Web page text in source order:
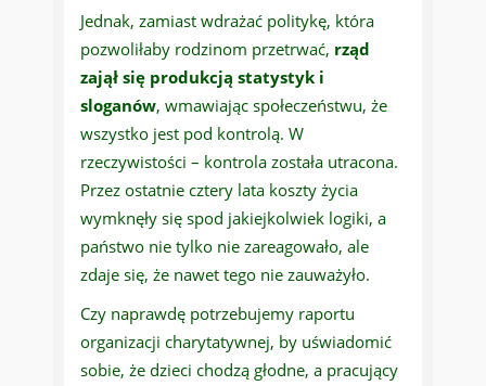
Jednak, zamiast wdrażać politykę, która
pozwoliłaby rodzinom przetrwać, rząd
zajął się produkcją statystyk i
sloganów, wmawiając społeczeństwu, że
wszystko jest pod kontrolą. W
rzeczywistości – kontrola została utracona.
Przez ostatnie cztery lata koszty życia
wymknęły się spod jakiejkolwiek logiki, a
państwo nie tylko nie zareagowało, ale
zdaje się, że nawet tego nie zauważyło.
Czy naprawdę potrzebujemy raportu
organizacji charytatywnej, by uświadomić
sobie, że dzieci chodzą głodne, a pracujący